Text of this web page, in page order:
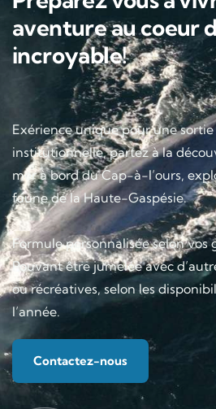
aventure au coeur
incroyable!
Exérience unique pour une
institutionnelle, partez à la
mer à bord du Cap-à-l’ours,
faune de la Haute-Gaspésie.
Formule personnalisée selon vos
Pouvant être jumelée avec
ou récréatives, selon les
l’année.
Contactez-nous